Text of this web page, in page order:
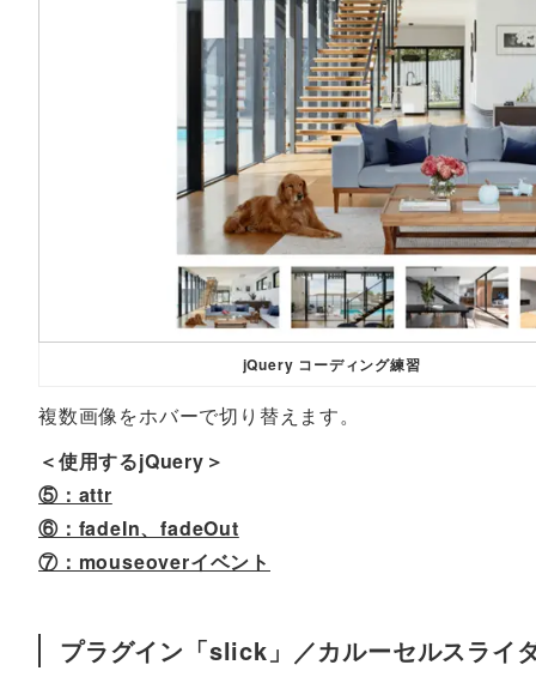
jQuery コーディング練習
複数画像をホバーで切り替えます。
＜使用するjQuery＞
⑤：attr
⑥：fadeIn、fadeOut
⑦：mouseoverイベント
プラグイン「slick」／カルーセルスライ